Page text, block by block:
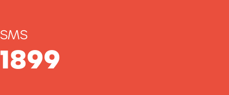
SMS
1899